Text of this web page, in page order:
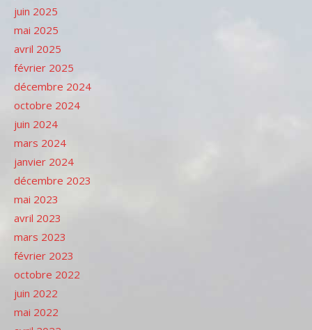
juin 2025
mai 2025
avril 2025
février 2025
décembre 2024
octobre 2024
juin 2024
mars 2024
janvier 2024
décembre 2023
mai 2023
avril 2023
mars 2023
février 2023
octobre 2022
juin 2022
mai 2022